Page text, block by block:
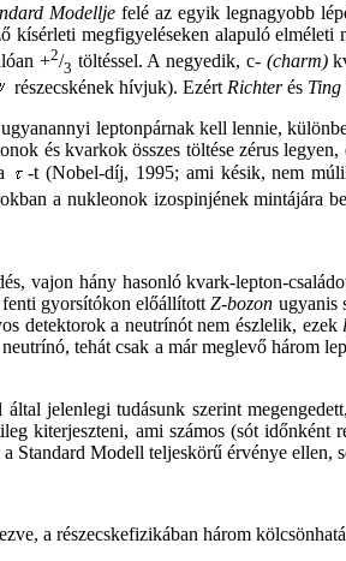
Modellje felé az egyik legnagyobb
kísérleti megfigyeléseken alapuló
+2/3 töltéssel. A negyedik, c- (charm)
részecskének hívjuk). Ezért Richterés Ting
leptonpárnak kell lennie,
és kvarkok összes töltése zérus
-t (Nobel-díj, 1995; ami késik, nem
a nukleonok izospinjének mintájára
vajon hány hasonló kvark-lepton-
fenti gyorsítókon előállítottZ-bozon ugyanis
detektorok a neutrínót nem észlelik, ezek
tehát csak a már meglevő három
jelenlegi tudásunk szerint
kiterjeszteni, ami számos (sót időnként
Standard Modell teljeskörű érvénye ellen,
a részecskefizikában három